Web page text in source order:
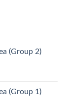
(Group 2)
(Group 1)